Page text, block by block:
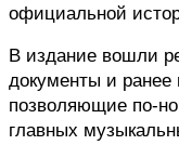
официальной
В издание вошли
документы и
позволяющие по-
главных